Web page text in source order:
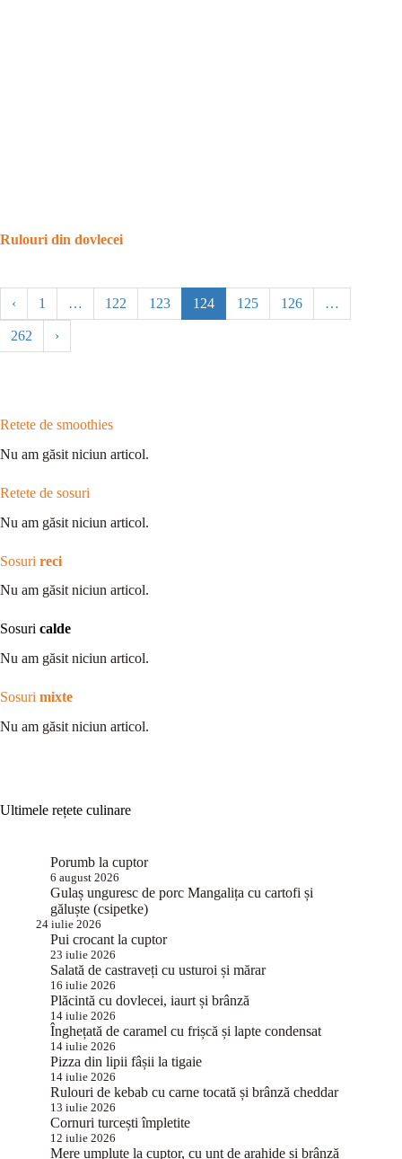
Rulouri din dovlecei
‹ 1 … 122 123 124 125 126 …
262 ›
Retete de smoothies
Nu am găsit niciun articol.
Retete de sosuri
Nu am găsit niciun articol.
Sosuri reci
Nu am găsit niciun articol.
Sosuri calde
Nu am găsit niciun articol.
Sosuri mixte
Nu am găsit niciun articol.
Ultimele rețete culinare
Porumb la cuptor
6 august 2026
Gulaș unguresc de porc Mangalița cu cartofi și
găluște (csipetke)
24 iulie 2026
Pui crocant la cuptor
23 iulie 2026
Salată de castraveți cu usturoi și mărar
16 iulie 2026
Plăcintă cu dovlecei, iaurt și brânză
14 iulie 2026
Înghețată de caramel cu frișcă și lapte condensat
14 iulie 2026
Pizza din lipii fâșii la tigaie
14 iulie 2026
Rulouri de kebab cu carne tocată și brânză cheddar
13 iulie 2026
Cornuri turcești împletite
12 iulie 2026
Mere umplute la cuptor, cu unt de arahide și brânză